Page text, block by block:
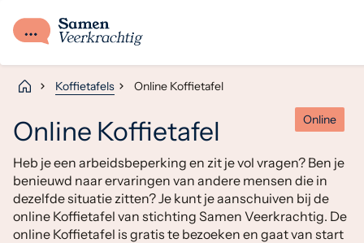
Koffietafels Online Koffietafel
Online Koffietafel
Heb je een arbeidsbeperking en zit je vol vragen? Ben je
benieuwd naar ervaringen van andere mensen die in
dezelfde situatie zitten? Je kunt je aanschuiven bij de
online Koffietafel van stichting Samen Veerkrachtig. De
online Koffietafel is gratis te bezoeken en gaat van start
Online